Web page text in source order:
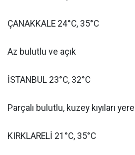
ÇANAKKALE 24°C, 35°C
Az bulutlu ve açık
İSTANBUL 23°C, 32°C
Parçalı bulutlu, kuzey kıyıları
KIRKLARELİ 21°C, 35°C